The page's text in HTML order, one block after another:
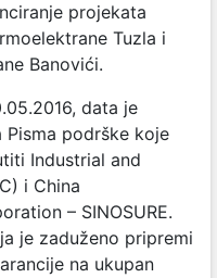
projekata
Tuzla i
Banovići.
data je
podrške koje
Industrial and
i China
– SINOSURE.
je zaduženo pripremi
na ukupan